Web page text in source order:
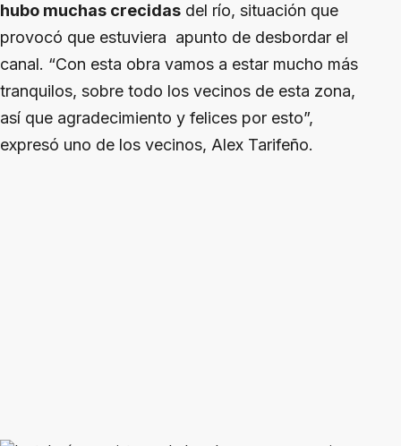
hubo muchas crecidas del río, situación que
provocó que estuviera apunto de desbordar el
canal. “Con esta obra vamos a estar mucho más
tranquilos, sobre todo los vecinos de esta zona,
así que agradecimiento y felices por esto”,
expresó uno de los vecinos, Alex Tarifeño.